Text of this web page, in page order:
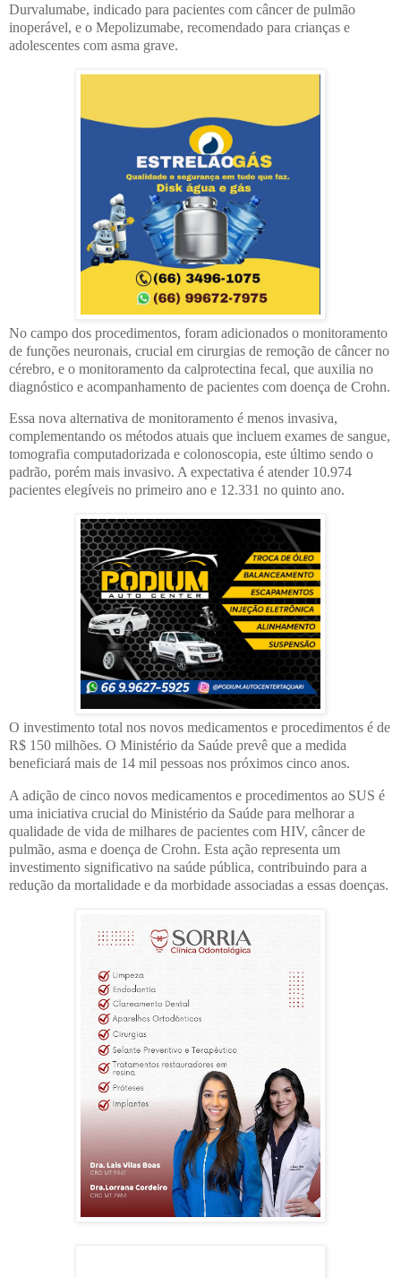
Durvalumabe, indicado para pacientes com câncer de pulmão
inoperável, e o Mepolizumabe, recomendado para crianças e
adolescentes com asma grave.
No campo dos procedimentos, foram adicionados o monitoramento
de funções neuronais, crucial em cirurgias de remoção de câncer no
cérebro, e o monitoramento da calprotectina fecal, que auxilia no
diagnóstico e acompanhamento de pacientes com doença de Crohn.
Essa nova alternativa de monitoramento é menos invasiva,
complementando os métodos atuais que incluem exames de sangue,
tomografia computadorizada e colonoscopia, este último sendo o
padrão, porém mais invasivo. A expectativa é atender 10.974
pacientes elegíveis no primeiro ano e 12.331 no quinto ano.
O investimento total nos novos medicamentos e procedimentos é de
R$ 150 milhões. O Ministério da Saúde prevê que a medida
beneficiará mais de 14 mil pessoas nos próximos cinco anos.
A adição de cinco novos medicamentos e procedimentos ao SUS é
uma iniciativa crucial do Ministério da Saúde para melhorar a
qualidade de vida de milhares de pacientes com HIV, câncer de
pulmão, asma e doença de Crohn. Esta ação representa um
investimento significativo na saúde pública, contribuindo para a
redução da mortalidade e da morbidade associadas a essas doenças.